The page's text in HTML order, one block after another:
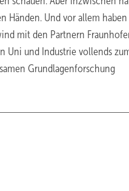
Händen. Und vor allem haben
mit den Partnern
Uni und Industrie vollends
Grundlagenforschung